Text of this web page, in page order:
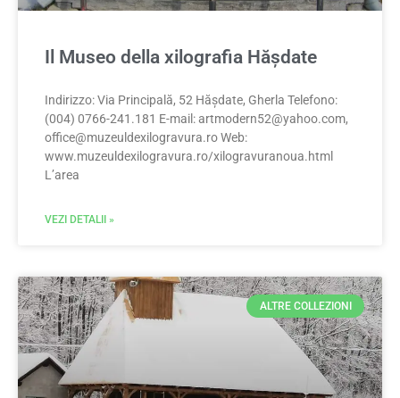
Il Museo della xilografia Hășdate
Indirizzo: Via Principală, 52 Hășdate, Gherla Telefono:
(004) 0766-241.181 E-mail:artmodern52@yahoo.com,
office@muzeuldexilogravura.roWeb:
www.muzeuldexilogravura.ro/xilogravuranoua.html
L’area
VEZI DETALII »
ALTRE COLLEZIONI